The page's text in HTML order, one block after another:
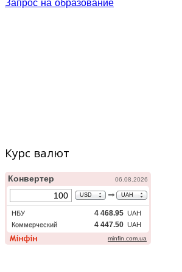
Запрос на образование
Курс валют